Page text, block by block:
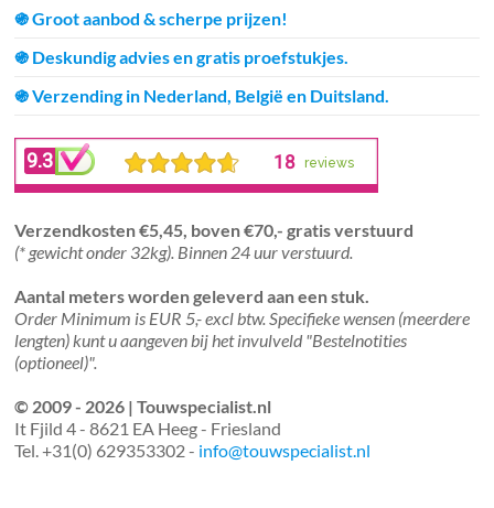
֍ Groot aanbod & scherpe prijzen!
֍ Deskundig advies en gratis proefstukjes.
֍ Verzending in Nederland, België en Duitsland.
Verzendkosten €5,45, boven €70,- gratis verstuurd
(* gewicht onder 32kg). Binnen 24 uur verstuurd.
Aantal meters worden geleverd aan een stuk.
Order Minimum is EUR 5,- excl btw. Specifieke wensen (meerdere
lengten) kunt u aangeven bij het invulveld "Bestelnotities
(optioneel)".
© 2009 - 2026 | Touwspecialist.nl
It Fjild 4 - 8621 EA Heeg - Friesland
Tel. +31(0) 629353302 - info@touwspecialist.nl